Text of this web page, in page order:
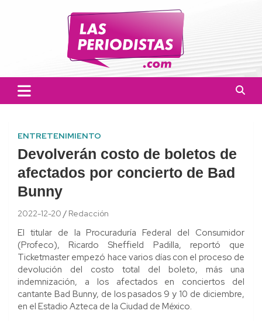
Las Periodistas
informado a la población.
ENTRETENIMIENTO
Devolverán costo de boletos de
afectados por concierto de Bad
Bunny
2022-12-20 Redacción
El titular de la Procuraduría Federal del Consumidor
(Profeco), Ricardo Sheffield Padilla, reportó que
Ticketmaster empezó hace varios días con el proceso de
devolución del costo total del boleto, más una
indemnización, a los afectados en conciertos del
cantante Bad Bunny, de los pasados 9 y 10 de diciembre,
en el Estadio Azteca de la Ciudad de México.